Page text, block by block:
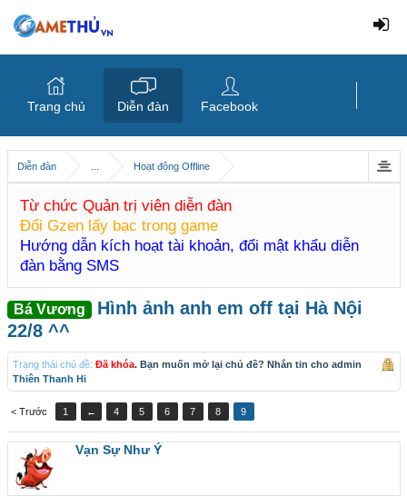
Diễn đàn Hoạt động Offline
Từ chức Quản trị viên diễn đàn
Đổi Gzen lấy bạc trong game
Hướng dẫn kích hoạt tài khoản, đổi mật khẩu diễn
đàn bằng SMS
Bá Vương Hình ảnh anh em off tại Hà Nội
22/8 ^^
Trạng thái chủ đề: Đã khóa. Bạn muốn mở lại chủ đề? Nhắn tin cho admin
Thiên Thanh Hi
< Trước 1 ← 4 5 6 7 8 9
Vạn Sự Như Ý
Trang chủ Diễn đàn Facebook